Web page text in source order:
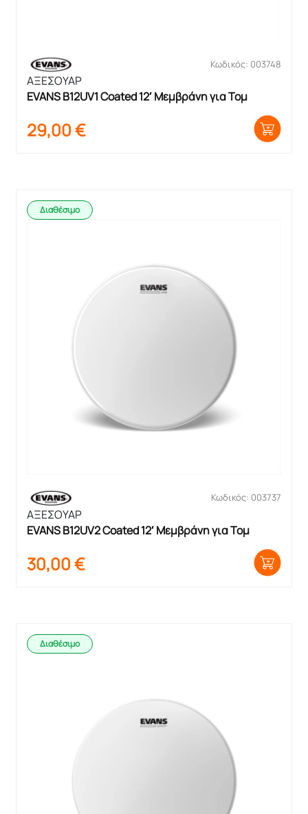
Κωδικός: 003748
ΑΞΕΣΟΥΑΡ
EVANS B12UV1 Coated 12′ Μεμβράνη για Τομ
29,00€
Διαθέσιμο
Κωδικός: 003737
ΑΞΕΣΟΥΑΡ
EVANS B12UV2 Coated 12′ Μεμβράνη για Τομ
30,00€
Διαθέσιμο